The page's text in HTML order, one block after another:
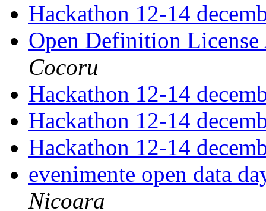
Hackathon 12-14
Open Definition
Cocoru
Hackathon 12-14
Hackathon 12-14
Hackathon 12-14
evenimente open data
Nicoara